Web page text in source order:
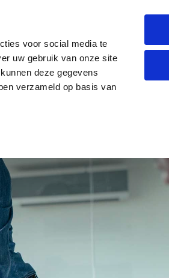
voor social media te
uw gebruik van onze site
deze gegevens
verzameld op basis van
VACATURES